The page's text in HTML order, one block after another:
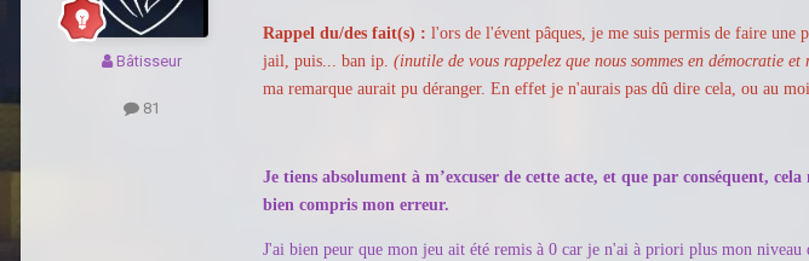
Bâtisseur
81
Rappel du/des fait(s) : l'ors de l'évent pâques, je me suis permis de faire
jail, puis... ban ip. (inutile de vous rappelez que nous sommes en démocratie
ma remarque aurait pu déranger. En effet je n'aurais pas dû dire cela, ou au
Je tiens absolument à m’excuser de cette acte, et que par conséquent,
bien compris mon erreur.
J'ai bien peur que mon jeu ait été remis à 0 car je n'ai à priori plus mon niveau